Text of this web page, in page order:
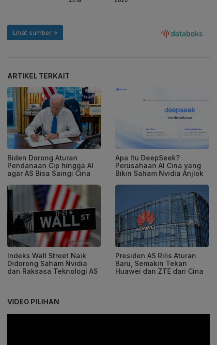
ARTIKEL TERKAIT
Biden Dorong Aturan
Pendanaan Cip hingga AI
agar AS Bisa Saingi Cina
Apa Itu DeepSeek?
Perusahaan AI Cina yang
Bikin Saham Nvidia Anjlok
Indeks Wall Street Naik
Didorong Saham Nvidia
dan Raksasa Teknologi AS
Presiden AS Rilis Aturan
Baru, Semakin Tekan
Huawei dan ZTE dari Cina
VIDEO PILIHAN